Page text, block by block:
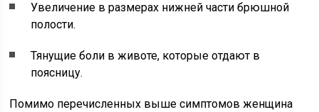
Увеличение в размерах нижней части брюшной
полости.
Тянущие боли в животе, которые отдают в
поясницу.
Помимо перечисленных выше симптомов женщина